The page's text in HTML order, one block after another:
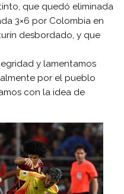
que quedó eliminada
3×6 por Colombia en
desbordado, y que
y lamentamos
por el pueblo
con la idea de